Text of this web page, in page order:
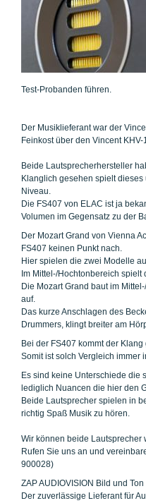
Test-Probanden führen.
Der Musiklieferant war der
Feinkost über den Vincent KHV-
Beide Lautsprecherhersteller
Klanglich gesehen spielt
Niveau.
Die FS407 von ELAC ist ja
Volumen im Gegensatz zu der
Der Mozart Grand von Vienna
FS407 keinen Punkt nach.
Hier spielen die zwei Modelle
Im Mittel-/Hochtonbereich
Die Mozart Grand baut im
auf.
Das kurze Anschlagen des
Drummers, klingt breiter am
Bei der FS407 kommt der
Somit ist solch Vergleich immer
Es sind keine Unterschiede die
lediglich Nuancen die hier den
Beide Lautsprecher spielen in
richtig Spaß Musik zu hören.
Wir können beide Lautsprecher
Rufen Sie uns an und
900028)
ZAP AUDIOVISION Bild und
Der zuverlässige Lieferant für